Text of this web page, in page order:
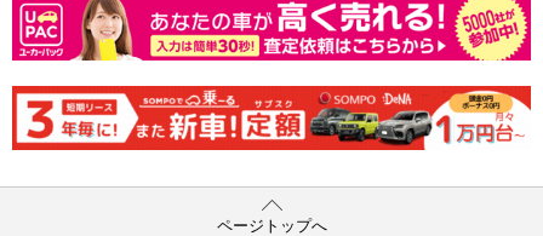
ページトップへ